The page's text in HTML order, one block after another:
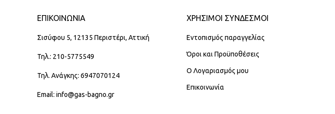
ΕΠΙΚΟΙΝΩΝΊΑ
Σισύφου 5, 12135 Περιστέρι, Αττική
Τηλ.: 210-5775549
Τηλ. Ανάγκης: 6947070124
Email: info@gas-bagno.gr
ΧΡΗΣΙΜΟΙ ΣΥΝΔΕΣΜΟΙ
Εντοπισμός παραγγελίας
Όροι και Προϋποθέσεις
Ο Λογαριασμός μου
Επικοινωνία